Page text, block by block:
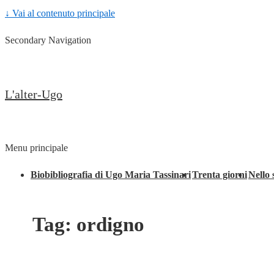
↓ Vai al contenuto principale
Secondary Navigation
L'alter-Ugo
Menu principale
Biobibliografia di Ugo Maria TassinariTrenta giorniNello
Tag: ordigno